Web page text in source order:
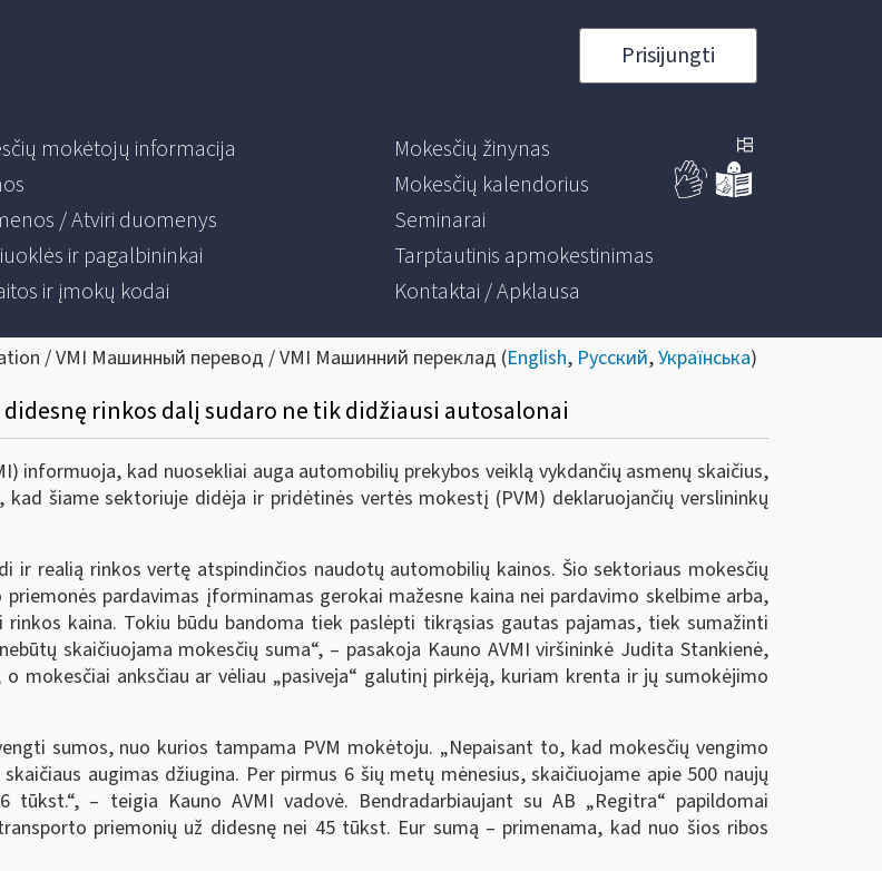
Prisijungti
mokėtojų informacija
/ Atviri duomenys
ir pagalbininkai
ir įmokų kodai
Mokesčių žinynas
Mokesčių kalendorius
Seminarai
Tarptautinis apmokestinimas
Kontaktai / Apklausa
/ VMI Машинный перевод / VMI Машинний переклад (English, Русский,Українська)
rinkos dalį sudaro ne tik didžiausi autosalonai
informuoja, kad nuosekliai auga automobilių prekybos veiklą vykdančių asmenų skaičius,
šiame sektoriuje didėja ir pridėtinės vertės mokestį (PVM) deklaruojančių verslininkų
ir realią rinkos vertę atspindinčios naudotų automobilių kainos. Šio sektoriaus mokesčių
pardavimas įforminamas gerokai mažesne kaina nei pardavimo skelbime arba,
kaina. Tokiu būdu bandoma tiek paslėpti tikrąsias gautas pajamas, tiek sumažinti
skaičiuojama mokesčių suma“, – pasakoja Kauno AVMI viršininkė Judita Stankienė,
anksčiau ar vėliau „pasiveja“ galutinį pirkėją, kuriam krenta ir jų sumokėjimo
sumos, nuo kurios tampama PVM mokėtoju. „Nepaisant to, kad mokesčių vengimo
augimas džiugina. Per pirmus 6 šių metų mėnesius, skaičiuojame apie 500 naujų
– teigia Kauno AVMI vadovė. Bendradarbiaujant su AB „Regitra“ papildomai
priemonių už didesnę nei 45 tūkst. Eur sumą – primenama, kad nuo šios ribos